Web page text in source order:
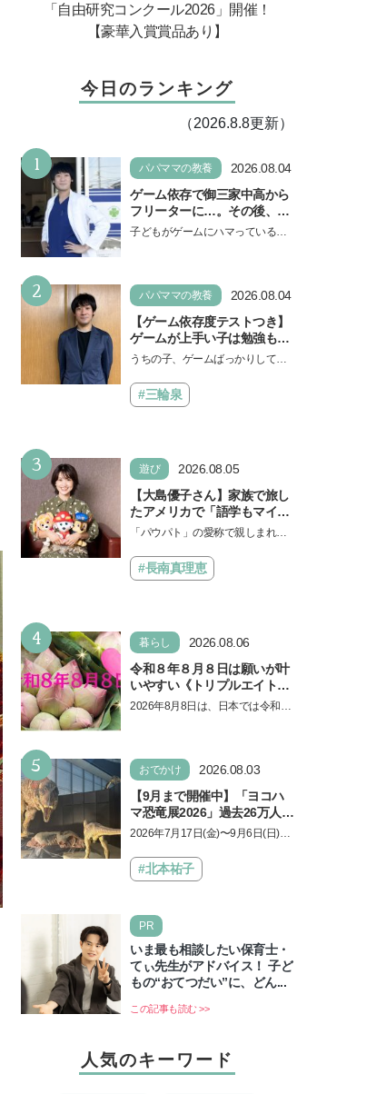
「自由研究コンクール2026」開催！
【豪華入賞賞品あり】
今日のランキング
（2026.8.8更新）
1 パパママの教養
2026.08.04
ゲーム依存で御三家中高から
フリーターに…。その後、医
学部へ逆転合格した現役医師
子どもがゲームにハマっている
2 パパママの教養
2026.08.04
【ゲーム依存度テストつき】
ゲームが上手い子は勉強もで
きる？御三家中高卒でゲーマ
えるゲームしながら受験で勝
つためのメソッド
うちの子、ゲームばっかりしてい
言し、子どもとトラブルになる家
庭は多いもの。でも…
#三輪泉
3 遊び
2026.08.05
【大島優子さん】家族で旅し
たアメリカで「語学もマイン
ドも！ 子どもの成長はすごか
『パウ・パトロール ザ・ダイ
ノ・ムービー』ではあきらめ
「パウパト」の愛称で親しまれる
の劇場版シリーズ第3弾、映画『パ
ウ・パトロール ザ…
#長南真理恵
4 暮らし
2026.08.06
令和８年８月８日は願いが叶
いやすい《トリプルエイト》
の日！ 13日の獅子座の新月
2026年8月8日は、日本では令和8
5 おでかけ
2026.08.03
【9月まで開催中】「ヨコハ
マ恐竜展2026」過去26万人を
動員した恐竜展が9年ぶりに
しむポイントを完全ガイド
2026年7月17日(金)〜9月6日(日)、
「ヨコハマ恐竜展2026〜恐竜の食
卓大図鑑〜」が開催…
#北本祐子
PR
いま最も相談したい保育士・
てぃ先生がアドバイス！ 子ど
もの“おてつだい”に、どん...
この記事も読む >>
人気のキーワード